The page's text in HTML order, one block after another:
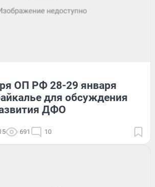
ОП РФ 28-29 января
для обсуждения
ДФО
691 10